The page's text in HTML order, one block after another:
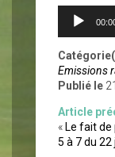
Lecteur
audio
Emissions
Publié le
Article
« Le fait
5 à 7 du